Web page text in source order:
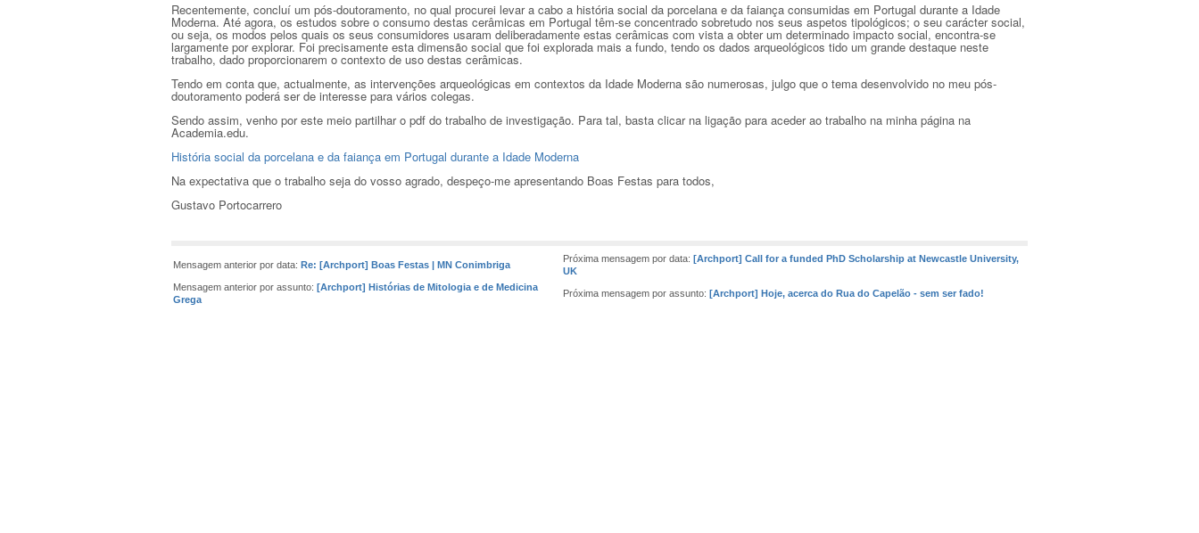
Recentemente, concluí um pós-doutoramento, no qual procurei levar a cabo a história social da porcelana e da faiança consumidas em Portugal durante a Idade
Moderna. Até agora, os estudos sobre o consumo destas cerâmicas em Portugal têm-se concentrado sobretudo nos seus aspetos tipológicos; o seu carácter social,
ou seja, os modos pelos quais os seus consumidores usaram deliberadamente estas cerâmicas com vista a obter um determinado impacto social, encontra-se
largamente por explorar. Foi precisamente esta dimensão social que foi explorada mais a fundo, tendo os dados arqueológicos tido um grande destaque neste
trabalho, dado proporcionarem o contexto de uso destas cerâmicas.
Tendo em conta que, actualmente, as intervenções arqueológicas em contextos da Idade Moderna são numerosas, julgo que o tema desenvolvido no meu pós-
doutoramento poderá ser de interesse para vários colegas.
Sendo assim, venho por este meio partilhar o pdf do trabalho de investigação. Para tal, basta clicar na ligação para aceder ao trabalho na minha página na
Academia.edu.
História social da porcelana e da faiança em Portugal durante a Idade Moderna
Na expectativa que o trabalho seja do vosso agrado, despeço-me apresentando Boas Festas para todos,
Gustavo Portocarrero
Mensagem anterior por data: Re: [Archport] Boas Festas | MN Conimbriga
Próxima mensagem por data: [Archport] Call for a funded PhD Scholarship at Newcastle University,
UK
Mensagem anterior por assunto: [Archport] Histórias de Mitologia e de Medicina
Grega
Próxima mensagem por assunto: [Archport] Hoje, acerca do Rua do Capelão - sem ser fado!